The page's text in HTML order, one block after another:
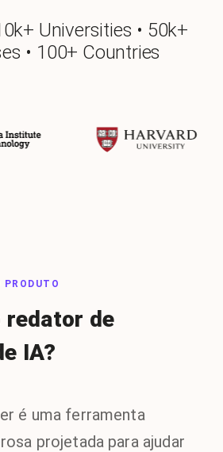
Universities • 50k+
• 100+ Countries
redator de
IA?
é uma ferramenta
projetada para ajudar